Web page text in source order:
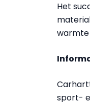
Het
warmte
sport-